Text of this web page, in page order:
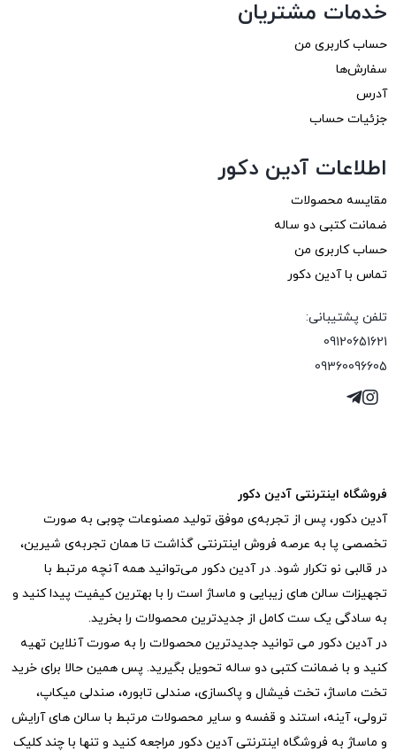
خدمات مشتریان
حساب کاربری من
سفارش‌ها
آدرس
جزئیات حساب
اطلاعات آدین دکور
مقایسه محصولات
ضمانت کتبی دو ساله
حساب کاربری من
تماس با آدین دکور
تلفن پشتیبانی:
09120651621
09360096605
فروشگاه اینترنتی آدین دکور
آدین دکور، پس از تجربه‌ی موفق تولید مصنوعات چوبی به صورت
تخصصی پا به عرصه فروش اینترنتی گذاشت تا همان تجربه‌ی شیرین،
در قالبی نو تکرار شود. در آدین دکور می‌توانید همه آنچه مرتبط با
تجهیزات سالن های زیبایی و ماساژ است را با بهترین کیفیت پیدا کنید و
به سادگی یک ست کامل از جدیدترین‌ محصولات را بخرید.
در آدین دکور می توانید جدیدترین محصولات را به صورت آنلاین تهیه
کنید و با ضمانت کتبی دو ساله تحویل بگیرید. پس همین حالا برای خرید
تخت ماساژ، تخت فیشال و پاکسازی، صندلی تابوره، صندلی میکاپ،
ترولی، آینه، استند و قفسه و سایر محصولات مرتبط با سالن های آرایش
و ماساژ به فروشگاه اینترنتی آدین دکور مراجعه کنید و تنها با چند کلیک